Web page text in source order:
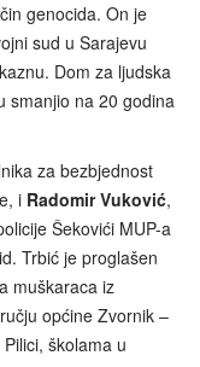
genocida. On je
sud u Sarajevu
Dom za ljudska
smanjio na 20 godina
za bezbjednost
i Radomir Vuković,
Šekovići MUP-a
Trbić je proglašen
muškaraca iz
općine Zvornik –
školama u